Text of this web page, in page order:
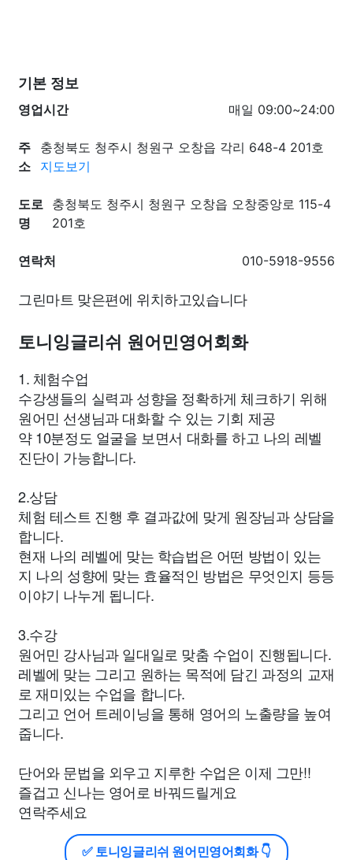
기본 정보
영업시간
매일 09:00~24:00
주
소
충청북도 청주시 청원구 오창읍 각리 648-4 201호
지도보기
도로
명
충청북도 청주시 청원구 오창읍 오창중앙로 115-4
201호
연락처 010-5918-9556
그린마트 맞은편에 위치하고있습니다
토니잉글리쉬 원어민영어회화
1. 체험수업
수강생들의 실력과 성향을 정확하게 체크하기 위해
원어민 선생님과 대화할 수 있는 기회 제공
약 10분정도 얼굴을 보면서 대화를 하고 나의 레벨
진단이 가능합니다.
2.상담
체험 테스트 진행 후 결과값에 맞게 원장님과 상담을
합니다.
현재 나의 레벨에 맞는 학습법은 어떤 방법이 있는
지 나의 성향에 맞는 효율적인 방법은 무엇인지 등등
이야기 나누게 됩니다.
3.수강
원어민 강사님과 일대일로 맞춤 수업이 진행됩니다.
레벨에 맞는 그리고 원하는 목적에 담긴 과정의 교재
로 재미있는 수업을 합니다.
그리고 언어 트레이닝을 통해 영어의 노출량을 높여
줍니다.
단어와 문법을 외우고 지루한 수업은 이제 그만!!
즐겁고 신나는 영어로 바꿔드릴게요
연락주세요
✅ 토니잉글리쉬 원어민영어회화 👇